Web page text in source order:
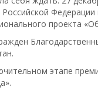
проекта
этапе